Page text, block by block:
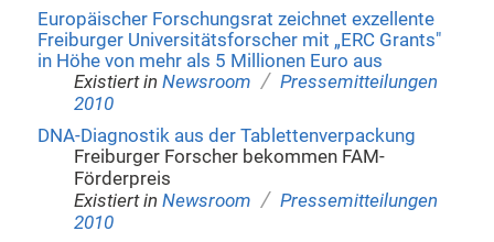
Europäischer Forschungsrat zeichnet exzellente
Freiburger Universitätsforscher mit „ERC Grants"
in Höhe von mehr als 5 Millionen Euro aus
Existiert in Newsroom / Pressemitteilungen
2010
DNA-Diagnostik aus der Tablettenverpackung
Freiburger Forscher bekommen FAM-
Förderpreis
Existiert in Newsroom / Pressemitteilungen
2010